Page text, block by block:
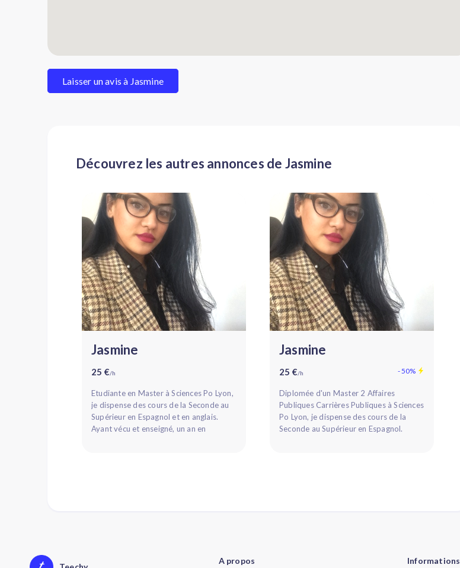
Laisser un avis à Jasmine
Découvrez les autres annonces de Jasmine
Jasmine
25 €/h
Etudiante en Master à Sciences Po Lyon,
je dispense des cours de la Seconde au
Supérieur en Espagnol et en anglais.
Ayant vécu et enseigné, un an en
Jasmine
25 €/h - 50%
Diplomée d'un Master 2 Affaires
Publiques Carrières Publiques à Sciences
Po Lyon, je dispense des cours de la
Seconde au Supérieur en Espagnol.
A propos Informations